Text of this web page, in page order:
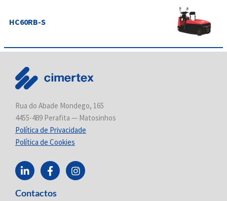
HC60RB-S
Rua do Abade Mondego, 165
4455-489 Perafita — Matosinhos
Política de Privacidade
Política de Cookies
L
i
n
k
F
a
c
e
I
n
s
Contactos